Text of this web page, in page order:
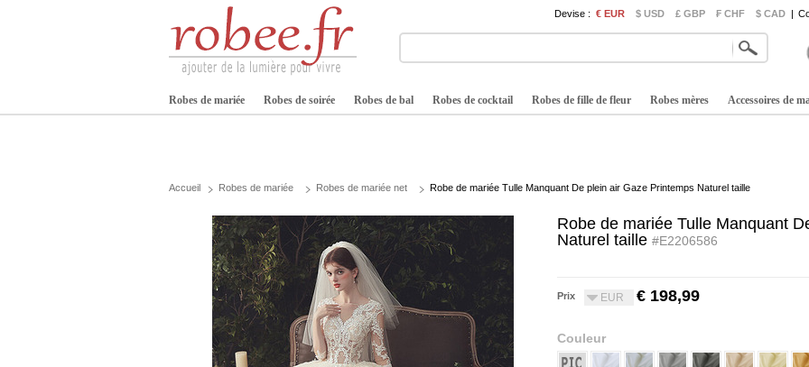
Devise : € EUR $ USD £ GBP ₣ CHF $ CAD |
Robes de mariée Robes de soirée Robes de bal Robes de cocktail Robes de fille de fleur Robes mères Accessoires de
Accueil Robes de mariée Robes de mariée net Robe de mariée Tulle Manquant De plein air Gaze Printemps Naturel taille
Robe de mariée Tulle Manquant
Naturel taille #E2206586
Prix EUR € 198,99
Couleur